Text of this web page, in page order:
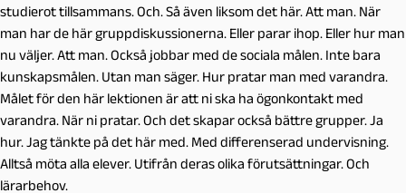
studierot tillsammans. Och. Så även liksom det här. Att man. När
man har de här gruppdiskussionerna. Eller parar ihop. Eller hur man
nu väljer. Att man. Också jobbar med de sociala målen. Inte bara
kunskapsmålen. Utan man säger. Hur pratar man med varandra.
Målet för den här lektionen är att ni ska ha ögonkontakt med
varandra. När ni pratar. Och det skapar också bättre grupper. Ja
hur. Jag tänkte på det här med. Med differenserad undervisning.
Alltså möta alla elever. Utifrån deras olika förutsättningar. Och
lärarbehov.